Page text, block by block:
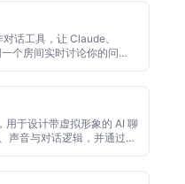
话工具，让 Claude、
个房间实时讨论你的问
用于设计带虚拟形象的 AI 聊
声音与对话逻辑，并通过